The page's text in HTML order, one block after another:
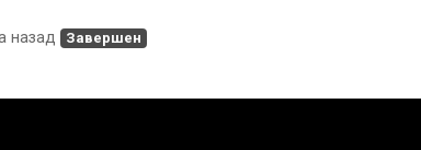
назад Завершен